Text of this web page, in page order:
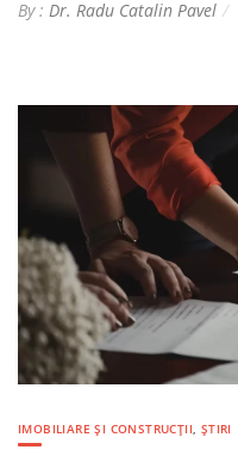
By : Dr. Radu Catalin Pavel
IMOBILIARE ȘI CONSTRUCȚII, ȘTIRI